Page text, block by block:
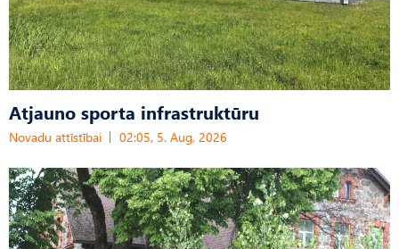
Atjauno sporta infrastruktūru
Novadu attīstībai 02:05, 5. Aug, 2026